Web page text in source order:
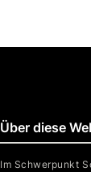
Über diese
Im Schwerpunkt